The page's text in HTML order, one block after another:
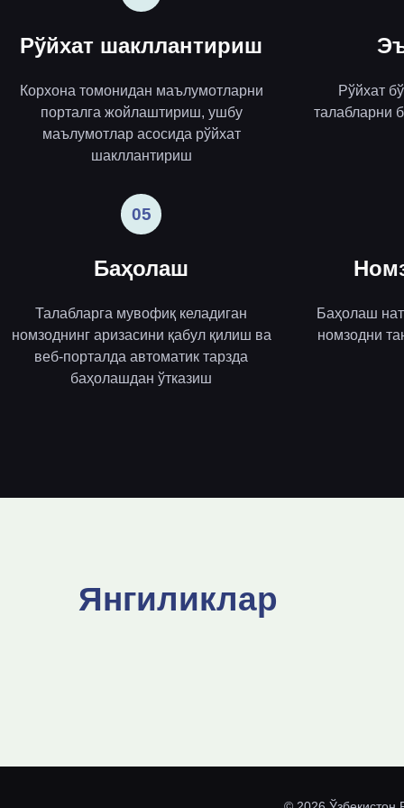
Рўйхат шакллантириш
Корхона томонидан маълумотларни
порталга жойлаштириш, ушбу
маълумотлар асосида рўйхат
шакллантириш
Рўйхат
талабларни
05
Баҳолаш
Талабларга мувофиқ келадиган
номзоднинг аризасини қабул қилиш ва
веб-порталда автоматик тарзда
баҳолашдан ўтказиш
Баҳолаш
номзодни
Янгиликлар